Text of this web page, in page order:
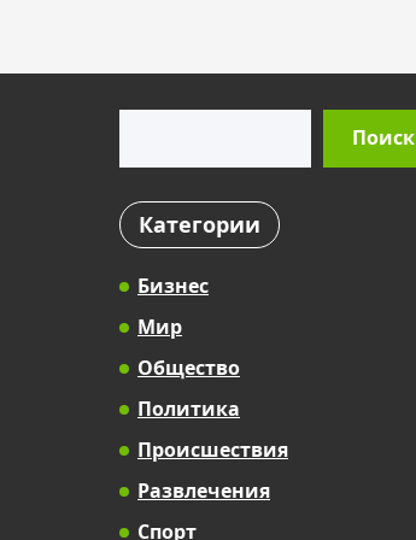
Поиск
Категории
Бизнес
Мир
Общество
Политика
Происшествия
Развлечения
Спорт